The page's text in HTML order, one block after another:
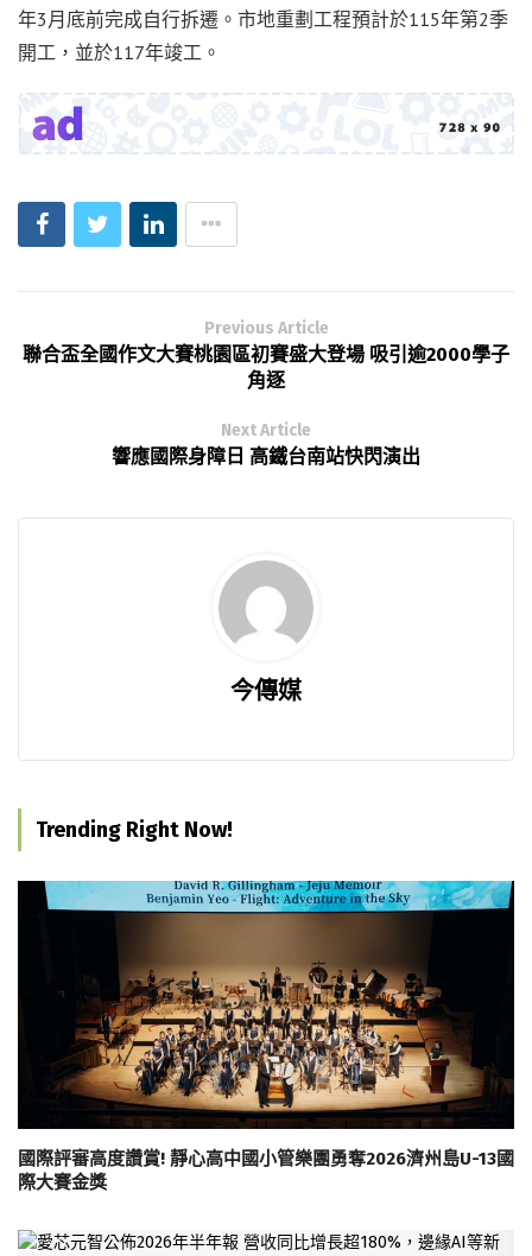
年3月底前完成自行拆遷。市地重劃工程預計於115年第2季
開工，並於117年竣工。
Previous Article
聯合盃全國作文大賽桃園區初賽盛大登場 吸引逾2000學子
角逐
Next Article
響應國際身障日 高鐵台南站快閃演出
今傳媒
Trending Right Now!
國際評審高度讚賞! 靜心高中國小管樂團勇奪2026濟州島U-13國
際大賽金獎